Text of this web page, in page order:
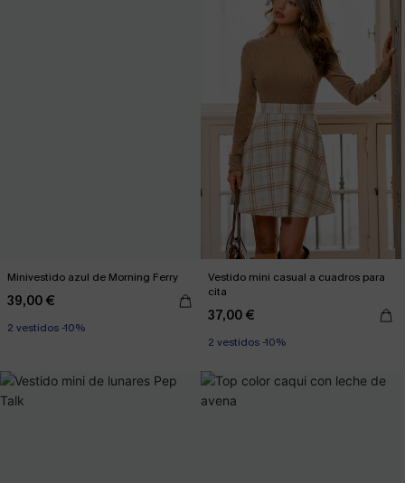
Minivestido azul de Morning Ferry
39,00 €
2 vestidos -10%
Vestido mini casual a cuadros para
cita
37,00 €
2 vestidos -10%